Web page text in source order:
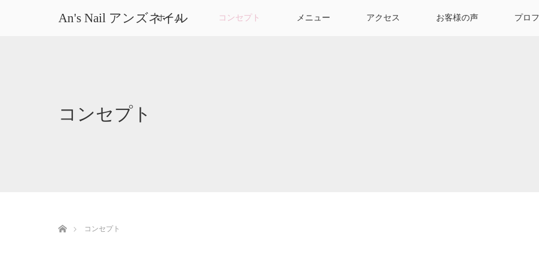
An's Nail アンズネイル
ホーム コンセプト メニュー アクセス お客様の声 プロ
コンセプト
コンセプト